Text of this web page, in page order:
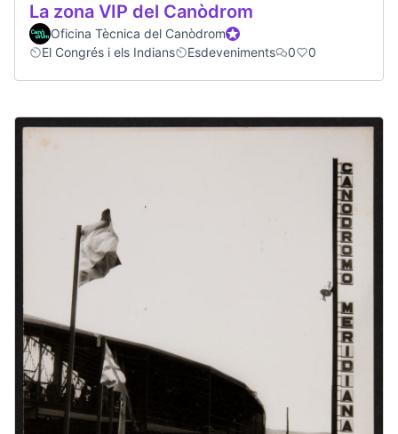
La zona VIP del Canòdrom
Oficina Tècnica del CanòdromOfficial participant
El Congrés i els Indians
Esdeveniments 0 0